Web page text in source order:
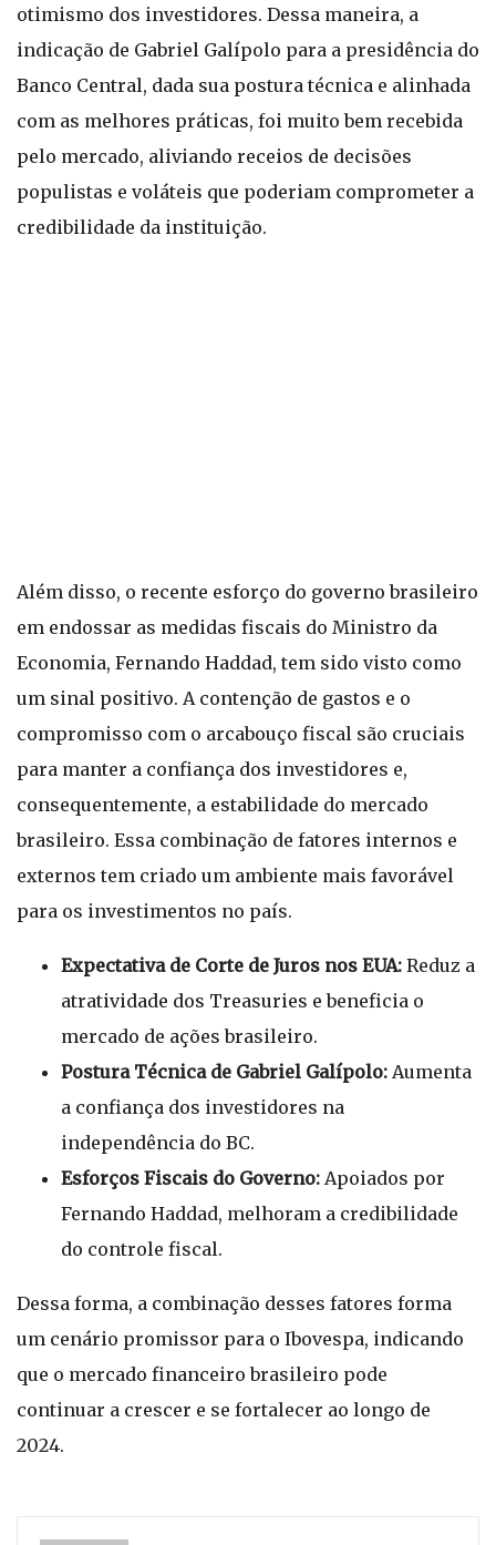
otimismo dos investidores. Dessa maneira, a
indicação de Gabriel Galípolo para a presidência do
Banco Central, dada sua postura técnica e alinhada
com as melhores práticas, foi muito bem recebida
pelo mercado, aliviando receios de decisões
populistas e voláteis que poderiam comprometer a
credibilidade da instituição.
Além disso, o recente esforço do governo brasileiro
em endossar as medidas fiscais do Ministro da
Economia, Fernando Haddad, tem sido visto como
um sinal positivo. A contenção de gastos e o
compromisso com o arcabouço fiscal são cruciais
para manter a confiança dos investidores e,
consequentemente, a estabilidade do mercado
brasileiro. Essa combinação de fatores internos e
externos tem criado um ambiente mais favorável
para os investimentos no país.
Expectativa de Corte de Juros nos EUA: Reduz a
atratividade dos Treasuries e beneficia o
mercado de ações brasileiro.
Postura Técnica de Gabriel Galípolo: Aumenta
a confiança dos investidores na
independência do BC.
Esforços Fiscais do Governo: Apoiados por
Fernando Haddad, melhoram a credibilidade
do controle fiscal.
Dessa forma, a combinação desses fatores forma
um cenário promissor para o Ibovespa, indicando
que o mercado financeiro brasileiro pode
continuar a crescer e se fortalecer ao longo de
2024.